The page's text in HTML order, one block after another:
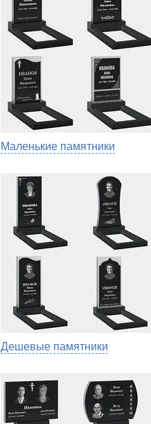
Маленькие памятники
Дешевые памятники